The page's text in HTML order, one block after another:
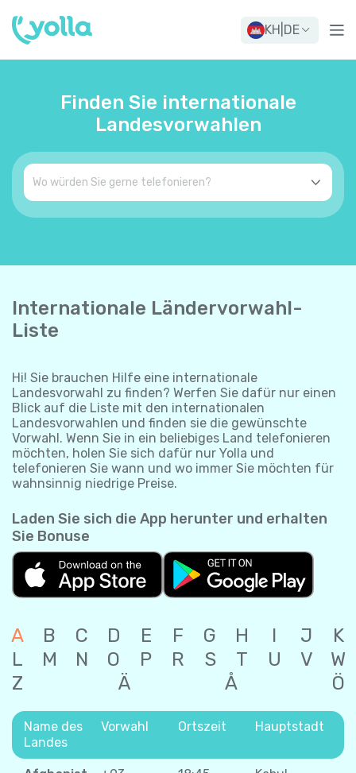
KH DE
Finden Sie internationale
Landesvorwahlen
Internationale Ländervorwahl-
Liste
Hi! Sie brauchen Hilfe eine internationale
Landesvorwahl zu finden? Werfen Sie dafür nur einen
Blick auf die Liste mit den internationalen
Landesvorwahlen und finden sie die gewünschte
Vorwahl. Wenn Sie in ein beliebiges Land telefonieren
möchten, holen Sie sich dafür nur Yolla und
telefonieren Sie wann und wo immer Sie möchten für
wahnsinnig niedrige Preise.
Laden Sie sich die App herunter und erhalten
Sie Bonuse
A B C D E F G H I J
K
L
M N O P R S T U V
W
Z
Ä Å Ö
Name des
Landes
Vorwahl Ortszeit Hauptstadt